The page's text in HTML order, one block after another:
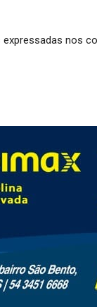
expressadas nos